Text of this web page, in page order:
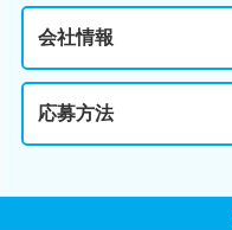
会社情報
応募方法